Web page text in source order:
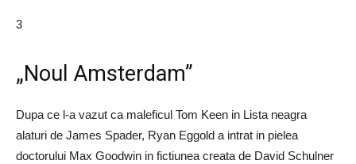
3
„Noul Amsterdam”
Dupa ce l-a vazut ca maleficul Tom Keen in Lista neagra
alaturi de James Spader, Ryan Eggold a intrat in pielea
doctorului Max Goodwin in fictiunea creata de David Schulner